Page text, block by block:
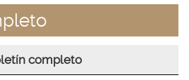
completo